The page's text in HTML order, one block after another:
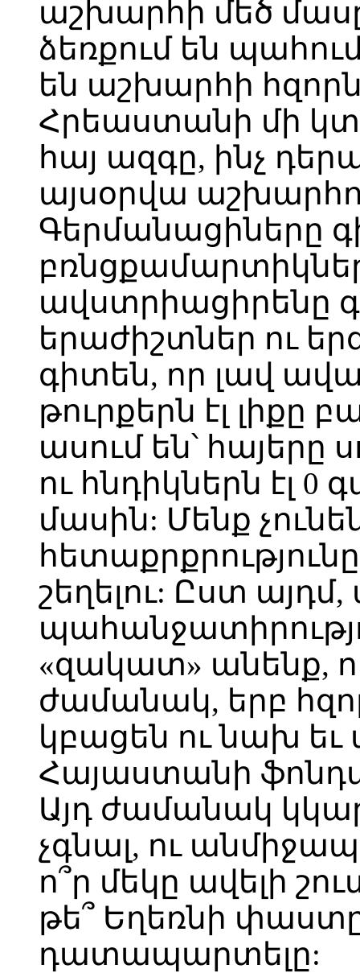
աշխարհի մեծ
ձեռքում են
են աշխարհի
Հրեաստանի մի
հայ ազգը, ինչ
այսօրվա
Գերմանացիները
ավստրիացիրենը
երաժիշտներ ու
գիտեն, որ լավ
թուրքերն էլ լիքը
ասում են՝ հայերը
ու հնդիկներն էլ
մասին: Մենք
շեղելու: Ըստ
«զակատ» անենք,
ժամանակ, երբ
կբացեն ու նախ եւ
Հայաստանի
Այդ ժամանակ
չգնալ, ու
ո՞ր մեկը ավելի
թե՞ Եղեռնի
դատապարտելը: